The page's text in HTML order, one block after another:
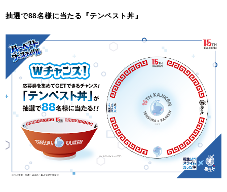
抽選で88名様に当たる『テンペスト丼』